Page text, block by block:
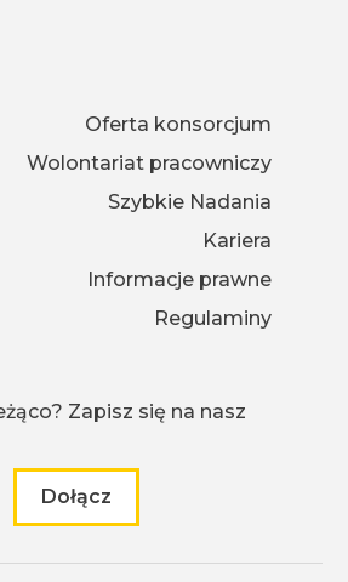
Oferta konsorcjum
Wolontariat pracowniczy
Szybkie Nadania
Kariera
Informacje prawne
Regulaminy
Zapisz się na nasz
Dołącz
do naszego newslettera